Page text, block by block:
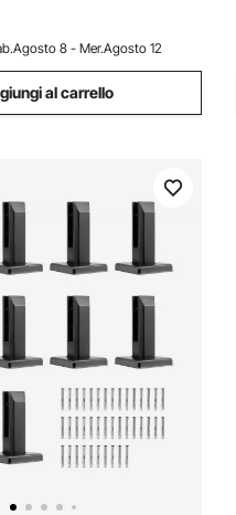
8 - Mer.Agosto 12
al carrello